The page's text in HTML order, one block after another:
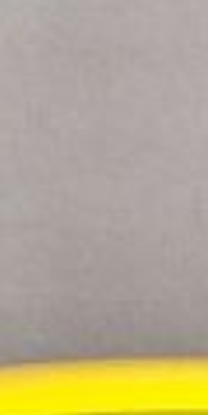
som
i BYOD-miljöer,
information,
plattformar kan bli mål
underliggande